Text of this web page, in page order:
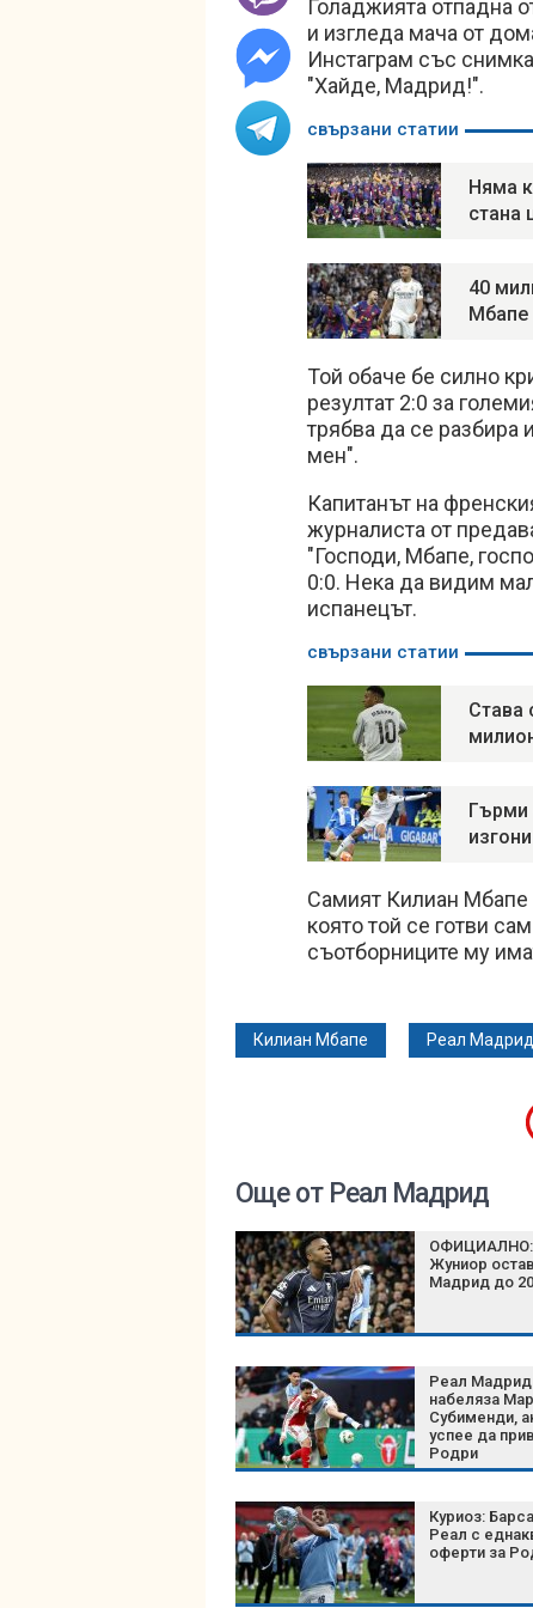
Голаджията отпадна
и изгледа мача от
Инстаграм със
"Хайде, Мадрид!".
свързани статии
Няма
стана
40
Мбапе
Той обаче бе силно
резултат 2:0 за
трябва да се разбира
мен".
Капитанът на
журналиста от
"Господи, Мбапе,
0:0. Нека да видим
испанецът.
свързани статии
Става
Гърми
Самият Килиан Мбапе
която той се готви
съотборниците му
Килиан Мбапе Реал Мадрид
Още от Реал Мадрид
ОФИЦИАЛНО:
Жуниор
Мадрид до
Реал Мадрид
набеляза
Субименди,
успее да
Родри
Куриоз:
Реал с
оферти за